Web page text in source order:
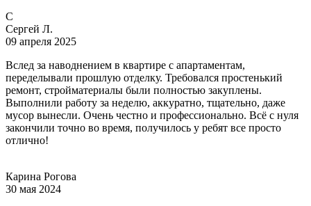
С
Сергей Л.
09 апреля 2025
Вслед за наводнением в квартире с апартаментам,
переделывали прошлую отделку. Требовался простенький
ремонт, стройматериалы были полностью закуплены.
Выполнили работу за неделю, аккуратно, тщательно, даже
мусор вынесли. Очень честно и профессионально. Всё с нуля
закончили точно во время, получилось у ребят все просто
отлично!
Карина Рогова
30 мая 2024